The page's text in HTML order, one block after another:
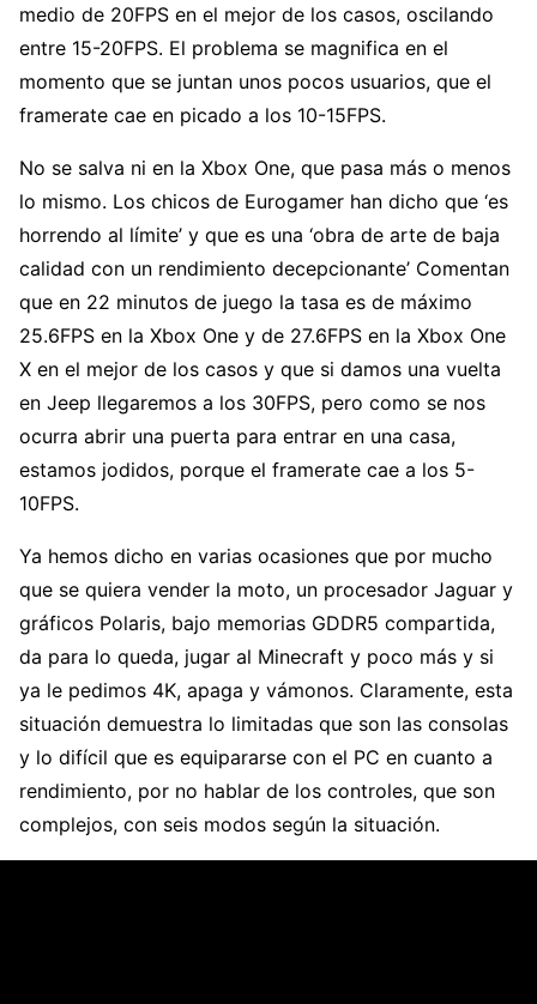
medio de 20FPS en el mejor de los casos, oscilando
entre 15-20FPS. El problema se magnifica en el
momento que se juntan unos pocos usuarios, que el
framerate cae en picado a los 10-15FPS.
No se salva ni en la Xbox One, que pasa más o menos
lo mismo. Los chicos de Eurogamer han dicho que ‘es
horrendo al límite’ y que es una ‘obra de arte de baja
calidad con un rendimiento decepcionante’ Comentan
que en 22 minutos de juego la tasa es de máximo
25.6FPS en la Xbox One y de 27.6FPS en la Xbox One
X en el mejor de los casos y que si damos una vuelta
en Jeep llegaremos a los 30FPS, pero como se nos
ocurra abrir una puerta para entrar en una casa,
estamos jodidos, porque el framerate cae a los 5-
10FPS.
Ya hemos dicho en varias ocasiones que por mucho
que se quiera vender la moto, un procesador Jaguar y
gráficos Polaris, bajo memorias GDDR5 compartida,
da para lo queda, jugar al Minecraft y poco más y si
ya le pedimos 4K, apaga y vámonos. Claramente, esta
situación demuestra lo limitadas que son las consolas
y lo difícil que es equipararse con el PC en cuanto a
rendimiento, por no hablar de los controles, que son
complejos, con seis modos según la situación.